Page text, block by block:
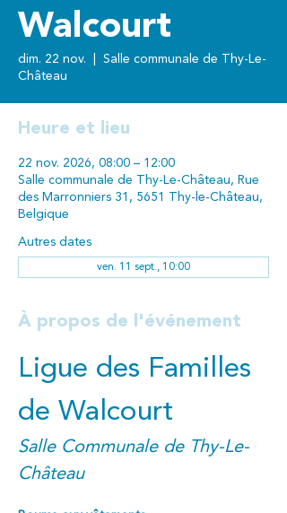
Walcourt
dim. 22 nov.
Salle communale de Thy-Le-
Château
Heure et lieu
22 nov. 2026, 08:00 – 12:00
Salle communale de Thy-Le-Château, Rue
des Marronniers 31, 5651 Thy-le-Château,
Belgique
Autres dates
ven. 11 sept., 10:00
À propos de l'événement
Ligue des Familles
de Walcourt
Salle Communale de Thy-Le-
Château